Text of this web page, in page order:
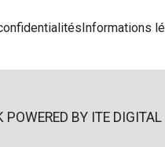
Informations
BY ITE DIGITAL